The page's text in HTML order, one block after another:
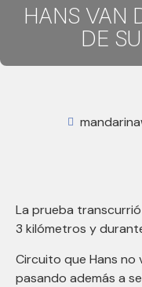
HANS VAN
DE
La prueba
3 kilómetros y
Circuito que Hans no
pasando además a